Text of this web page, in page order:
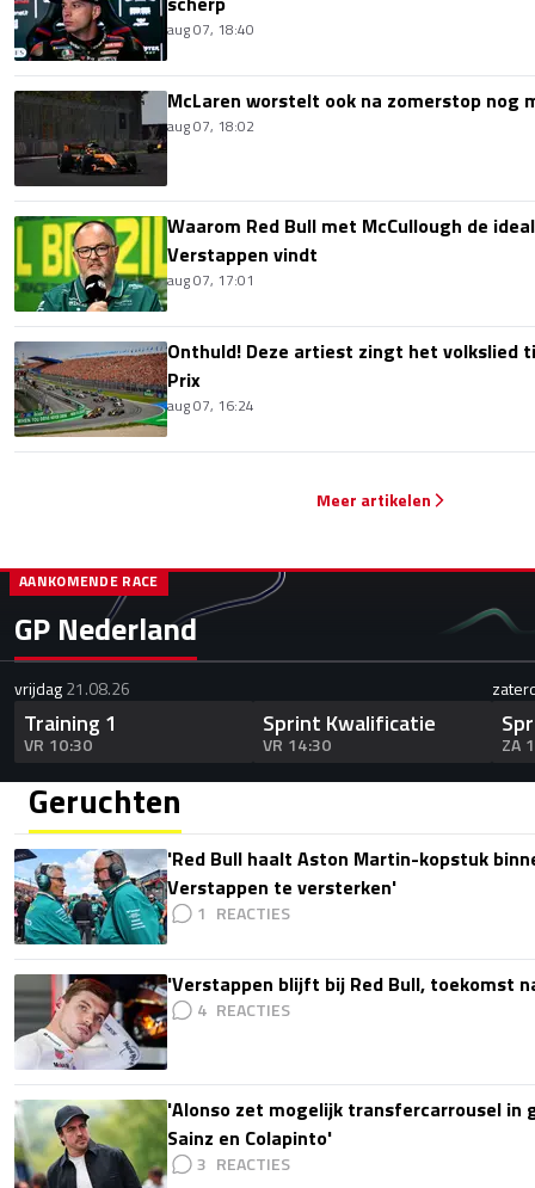
aug 07, 18:40
McLaren worstelt ook na zomerstop nog
aug 07, 18:02
Waarom Red Bull met McCullough de
Verstappen vindt
aug 07, 17:01
Onthuld! Deze artiest zingt het volkslied
Prix
aug 07, 16:24
Meer artikelen
GP Nederland
AANKOMENDE RACE
vrijdag21.08.26
Training 1
VR 10:30
Sprint Kwalificatie
VR 14:30 ZA
Geruchten
'Red Bull haalt Aston Martin-kopstuk
Verstappen te versterken'
1
'Verstappen blijft bij Red Bull, toekomst
4
'Alonso zet mogelijk transfercarrousel in
Sainz en Colapinto'
3